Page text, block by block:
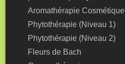
Aromathérapie Cosmétique
Phytothérapie (Niveau 1)
Phytothérapie (Niveau 2)
Fleurs de Bach